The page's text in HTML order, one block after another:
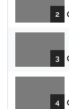
2
3
4